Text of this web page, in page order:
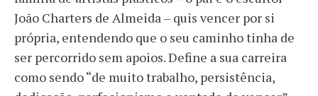
João Charters de Almeida – quis vencer por si
própria, entendendo que o seu caminho tinha de
ser percorrido sem apoios. Define a sua carreira
como sendo “de muito trabalho, persistência,